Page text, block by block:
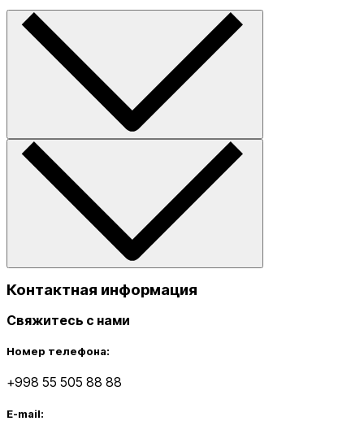
Контактная информация
Свяжитесь с нами
Номер телефона:
+998 55 505 88 88
E-mail: